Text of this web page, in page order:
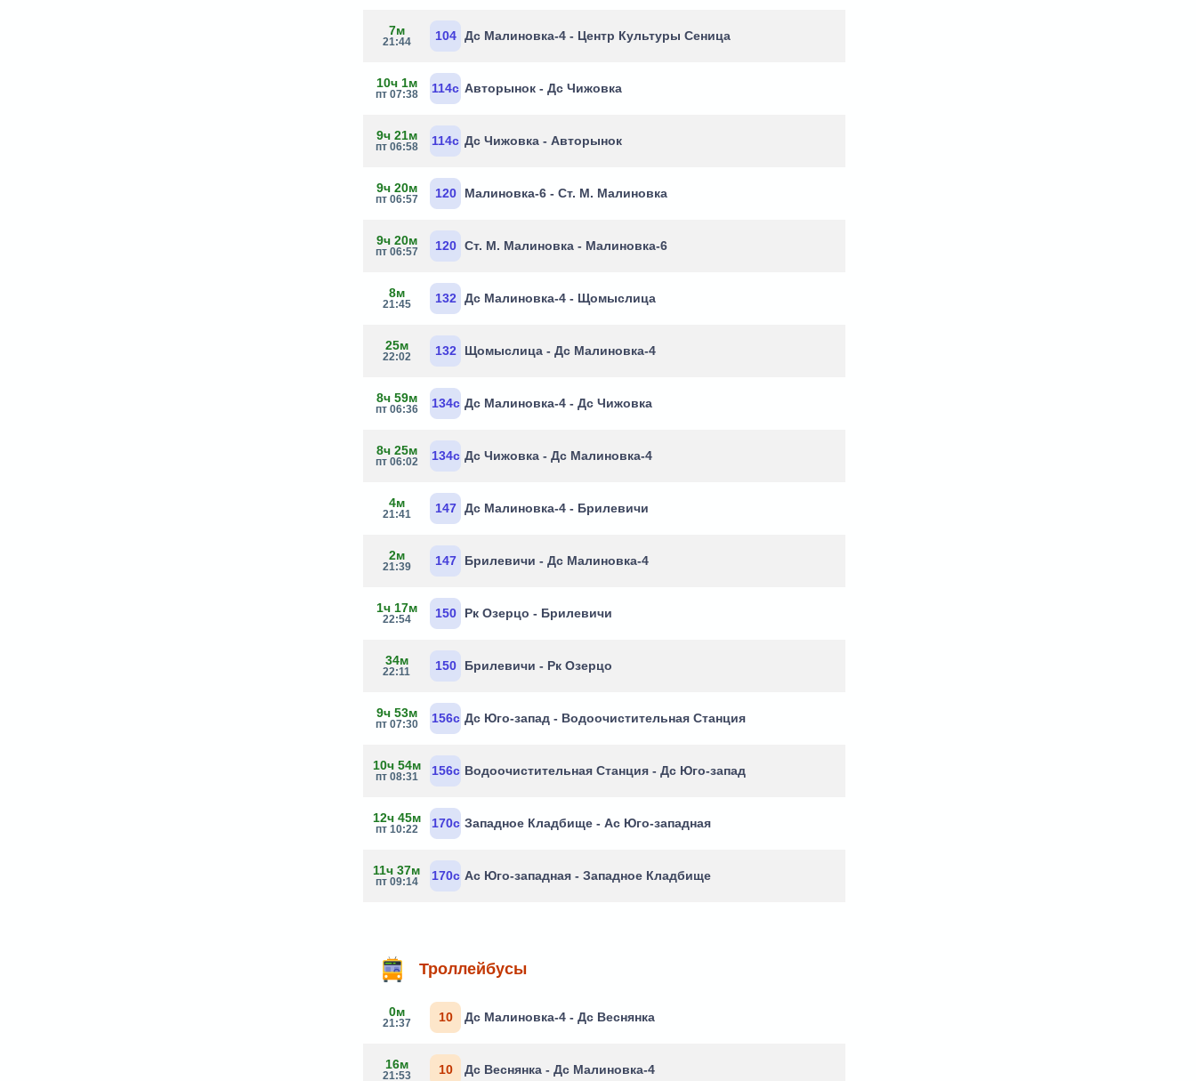
7м
21:44 104 Дс Малиновка-4 - Центр Культуры Сеница
10ч 1м
пт 07:38 114с Авторынок - Дс Чижовка
9ч 21м
пт 06:58 114с Дс Чижовка - Авторынок
9ч 20м
пт 06:57 120 Малиновка-6 - Ст. М. Малиновка
9ч 20м
пт 06:57 120 Ст. М. Малиновка - Малиновка-6
8м
21:45 132 Дс Малиновка-4 - Щомыслица
25м
22:02 132 Щомыслица - Дс Малиновка-4
8ч 59м
пт 06:36 134с Дс Малиновка-4 - Дс Чижовка
8ч 25м
пт 06:02 134с Дс Чижовка - Дс Малиновка-4
4м
21:41 147 Дс Малиновка-4 - Брилевичи
2м
21:39 147 Брилевичи - Дс Малиновка-4
1ч 17м
22:54 150 Рк Озерцо - Брилевичи
34м
22:11 150 Брилевичи - Рк Озерцо
9ч 53м
пт 07:30 156с Дс Юго-запад - Водоочистительная Станция
10ч 54м
пт 08:31 156с Водоочистительная Станция - Дс Юго-запад
12ч 45м
пт 10:22 170с Западное Кладбище - Ас Юго-западная
11ч 37м
пт 09:14 170с Ас Юго-западная - Западное Кладбище
Троллейбусы
0м
21:37 10 Дс Малиновка-4 - Дс Веснянка
16м
21:53 10 Дс Веснянка - Дс Малиновка-4